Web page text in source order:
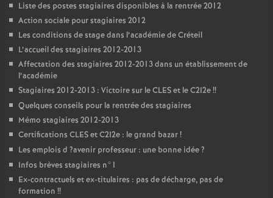
Liste des postes stagiaires disponibles à la rentrée 2012
Action sociale pour stagiaires 2012
Les conditions de stage dans l’académie de Créteil
L’accueil des stagiaires 2012-2013
Affectation des stagiaires 2012-2013 dans un établissement de
l’académie
Stagiaires 2012-2013 : Victoire sur leCLESet le C2I2e!!
Quelques conseils pour la rentrée des stagiaires
Mémo stagiaires 2012-2013
Certifications CLESet C2I2e : le grand bazar!
Les emplois d ?avenir professeur : une bonne idée?
Infos brèves stagiaires n°1
Ex-contractuels et ex-titulaires : pas de décharge, pas de
formation !!